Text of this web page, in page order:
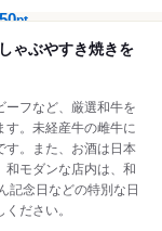
50pt
ゃぶやすき焼きを
ーフなど、厳選和牛を
す。未経産牛の雌牛に
す。また、お酒は日本
和モダンな店内は、和
記念日などの特別な日
ださい。